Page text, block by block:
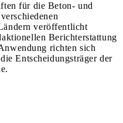
für die Beton- und
veröffentlicht
Berichterstattung
richten sich
Entscheidungsträger der